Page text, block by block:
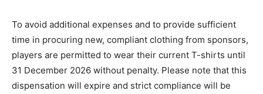
To avoid additional expenses and to provide sufficient
time in procuring new, compliant clothing from sponsors,
players are permitted to wear their current T-shirts until
31 December 2026 without penalty. Please note that this
dispensation will expire and strict compliance will be